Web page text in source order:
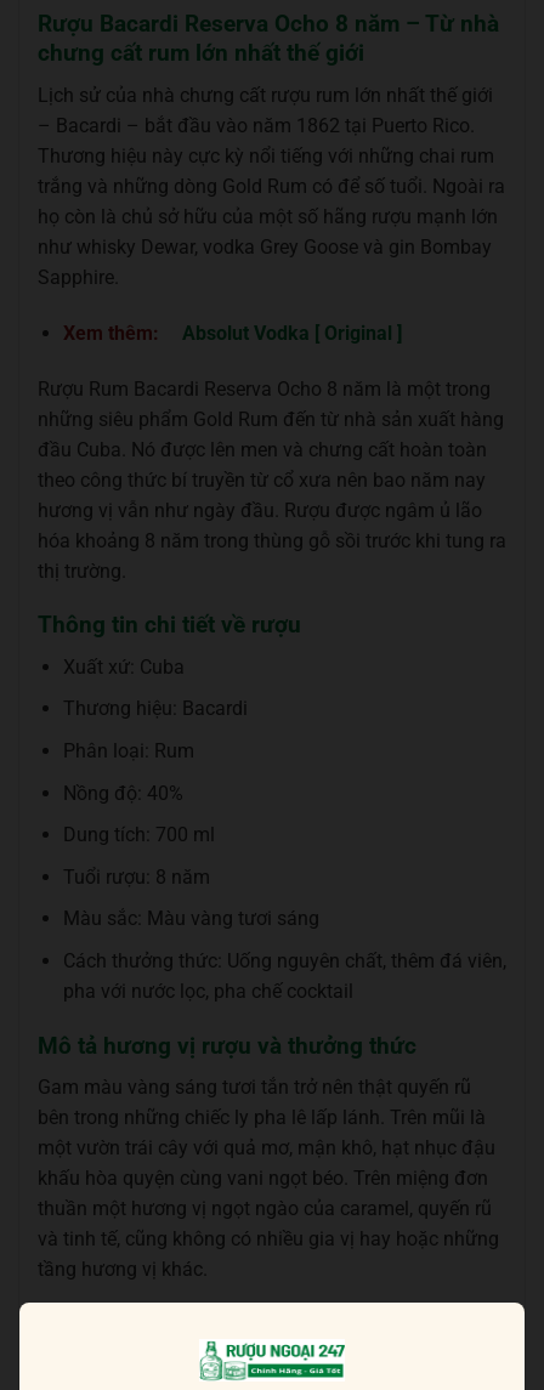
Rượu Bacardi Reserva Ocho 8 năm – Từ nhà
chưng cất rum lớn nhất thế giới
Lịch sử của nhà chưng cất rượu rum lớn nhất thế giới
– Bacardi – bắt đầu vào năm 1862 tại Puerto Rico.
Thương hiệu này cực kỳ nổi tiếng với những chai rum
trắng và những dòng Gold Rum có để số tuổi. Ngoài ra
họ còn là chủ sở hữu của một số hãng rượu mạnh lớn
như whisky Dewar, vodka Grey Goose và gin Bombay
Sapphire.
Xem thêm: Absolut Vodka [ Original ]
Rượu Rum Bacardi Reserva Ocho 8 năm là một trong
những siêu phẩm Gold Rum đến từ nhà sản xuất hàng
đầu Cuba. Nó được lên men và chưng cất hoàn toàn
theo công thức bí truyền từ cổ xưa nên bao năm nay
hương vị vẫn như ngày đầu. Rượu được ngâm ủ lão
hóa khoảng 8 năm trong thùng gỗ sồi trước khi tung ra
thị trường.
Thông tin chi tiết về rượu
Xuất xứ: Cuba
Thương hiệu: Bacardi
Phân loại: Rum
Nồng độ: 40%
Dung tích: 700 ml
Tuổi rượu: 8 năm
Màu sắc: Màu vàng tươi sáng
Cách thưởng thức: Uống nguyên chất, thêm đá viên,
pha với nước lọc, pha chế cocktail
Mô tả hương vị rượu và thưởng thức
Gam màu vàng sáng tươi tắn trở nên thật quyến rũ
bên trong những chiếc ly pha lê lấp lánh. Trên mũi là
một vườn trái cây với quả mơ, mận khô, hạt nhục đậu
khấu hòa quyện cùng vani ngọt béo. Trên miệng đơn
thuần một hương vị ngọt ngào của caramel, quyến rũ
và tinh tế, cũng không có nhiều gia vị hay hoặc những
tầng hương vị khác.
Chai rượu này khá ngọt nhưng vẫn có thể làm rượu